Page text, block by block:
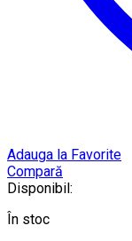
Adauga la Favorite
Compară
Disponibil:
În stoc